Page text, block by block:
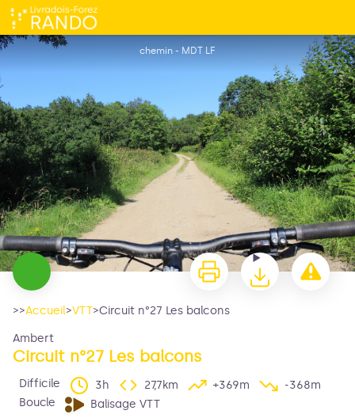
Circuit n°27 Les balcons
chemin - MDT LF
>>Accueil>VTT>Circuit n°27 Les balcons
Ambert
Circuit n°27 Les balcons
Difficile 3h 27,7km +369m
-368m
Boucle
Balisage VTT